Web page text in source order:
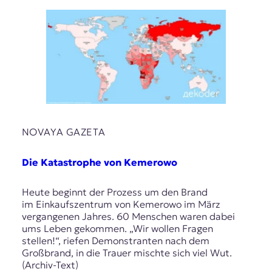
NOVAYA GAZETA
Die Katastrophe von Kemerowo
Heute beginnt der Prozess um den Brand
im Einkaufszentrum von Kemerowo im März
vergangenen Jahres. 60 Menschen waren dabei
ums Leben gekommen. „Wir wollen Fragen
stellen!“, riefen Demonstranten nach dem
Großbrand, in die Trauer mischte sich viel Wut.
(Archiv-Text)